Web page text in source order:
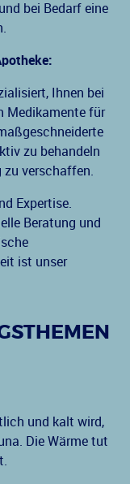
bei Bedarf eine
Ihnen bei
Medikamente für
zu behandeln
zu verschaffen.
Expertise.
Beratung und
ist unser
und kalt wird,
Die Wärme tut